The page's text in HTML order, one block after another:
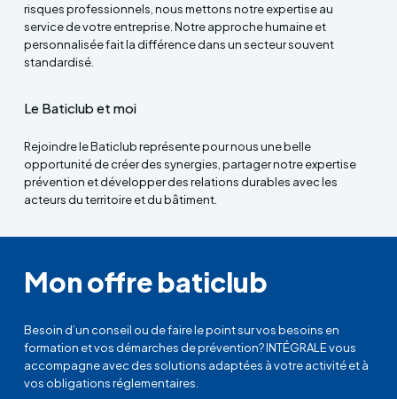
risques professionnels, nous mettons notre expertise au
service de votre entreprise. Notre approche humaine et
personnalisée fait la différence dans un secteur souvent
standardisé.
Le Baticlub et moi
Rejoindre le Baticlub représente pour nous une belle
opportunité de créer des synergies, partager notre expertise
prévention et développer des relations durables avec les
acteurs du territoire et du bâtiment.
Mon offre baticlub
Besoin d’un conseil ou de faire le point sur vos besoins en
formation et vos démarches de prévention? INTÉGRALE vous
accompagne avec des solutions adaptées à votre activité et à
vos obligations réglementaires.